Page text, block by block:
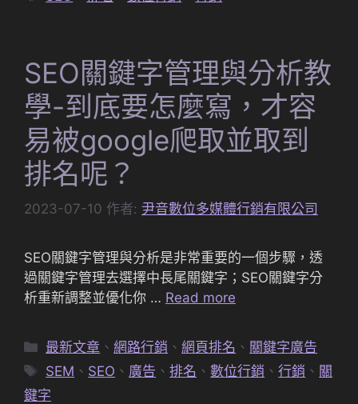
SEO關鍵字管理與分析教
學-到底要怎麼寫，才容
易被google爬取並取到
排名呢？
2023-07-10 作者: 尹音數位多媒體行銷有限公司
SEO關鍵字管理與分析是非常重要的一個步驟，透
過關鍵字管理去選擇中長尾關鍵字；SEO關鍵字分
析重新調整並優化你 … Read more
分
類
最新文章 、網路行銷 、網頁排名 、 關鍵字廣告
標
籤
SEM 、 SEO 、 廣告 、排名 、數位行銷 、行銷 、 關
鍵字